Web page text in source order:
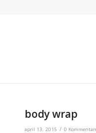
body wrap
april 13, 2015 / 0